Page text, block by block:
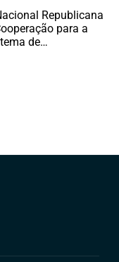
Republicana
para a
de…